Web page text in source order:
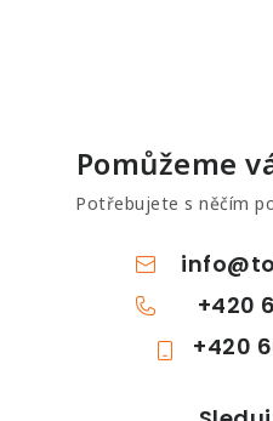
Pomůžeme
Potřebujete s něčím
info@
+420
+420